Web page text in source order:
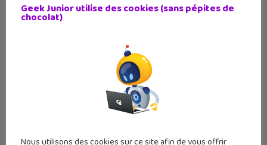
Safer Internet Day 2025 : L’IA et nous,
Geek Junior utilise des cookies (sans pépites de
chocolat)
Nous utilisons des cookies sur ce site afin de vous offrir